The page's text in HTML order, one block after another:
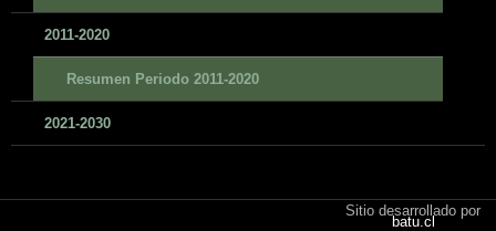
2011-2020
Resumen Periodo 2011-2020
2021-2030
Sitio desarrollado por
batu.cl